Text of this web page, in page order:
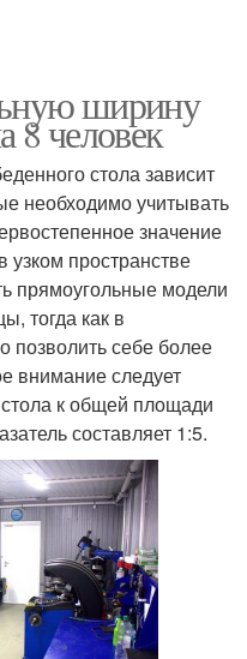
ширину
8 человек
стола зависит
необходимо учитывать
значение
пространстве
прямоугольные модели
тогда как в
себе более
внимание следует
к общей площади
составляет 1:5.